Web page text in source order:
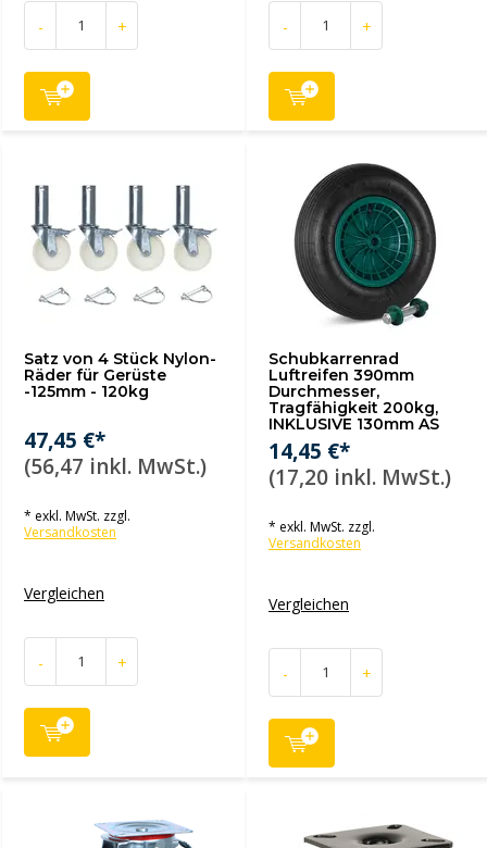
- + - +
Satz von 4 Stück Nylon-
Räder für Gerüste
-125mm - 120kg
47,45 €*
(56,47 inkl. MwSt.)
* exkl. MwSt. zzgl.
Versandkosten
Vergleichen
- +
Schubkarrenrad
Luftreifen 390mm
Durchmesser,
Tragfähigkeit 200kg,
INKLUSIVE 130mm AS
14,45 €*
(17,20 inkl. MwSt.)
* exkl. MwSt. zzgl.
Versandkosten
Vergleichen
- +